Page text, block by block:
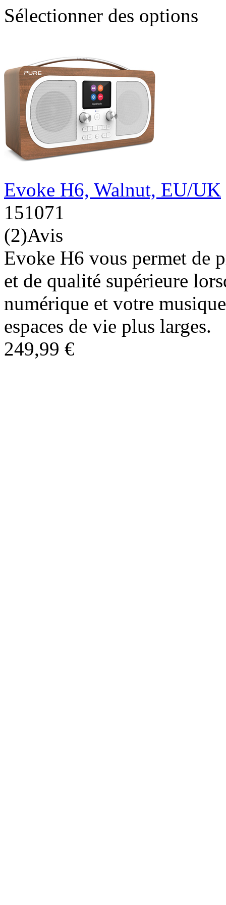
Sélectionner des options
Evoke H6, Walnut, EU/UK
151071
(2)Avis
Evoke H6 vous permet de
et de qualité supérieure
numérique et votre
espaces de vie plus larges.
249,99 €